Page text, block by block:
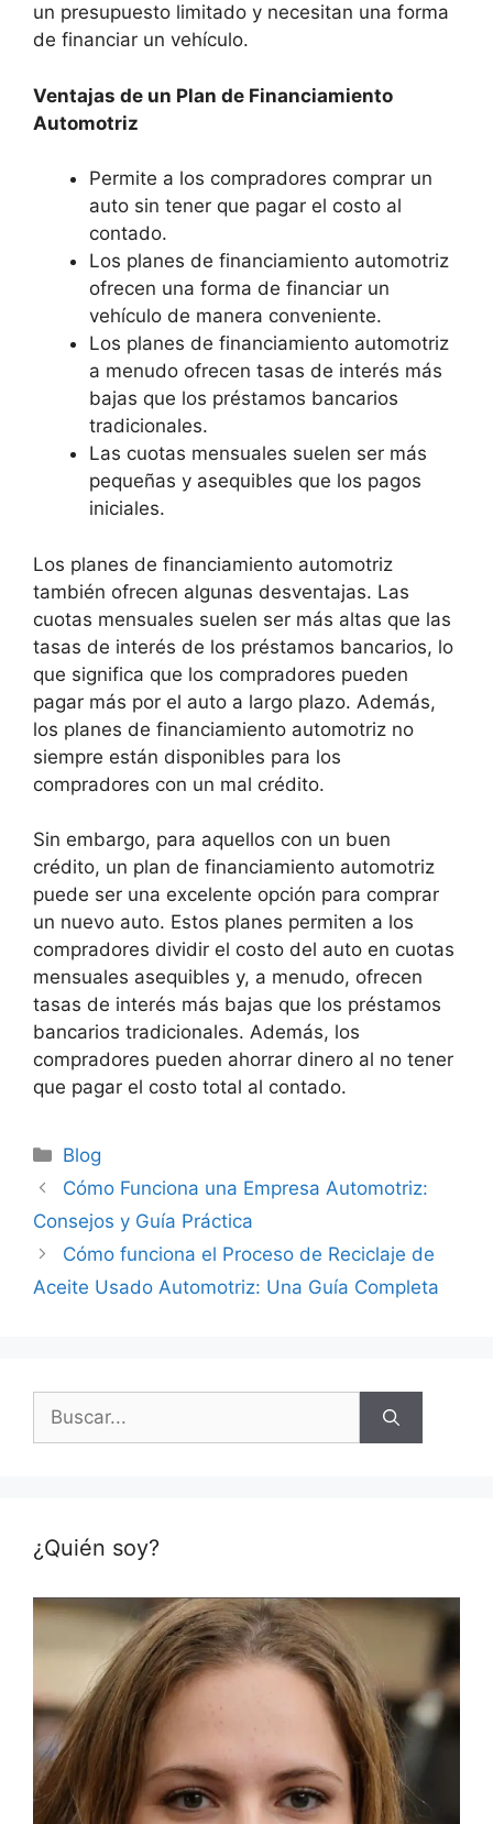
un presupuesto limitado y necesitan una forma
de financiar un vehículo.
Ventajas de un Plan de Financiamiento
Automotriz
Permite a los compradores comprar un
auto sin tener que pagar el costo al
contado.
Los planes de financiamiento automotriz
ofrecen una forma de financiar un
vehículo de manera conveniente.
Los planes de financiamiento automotriz
a menudo ofrecen tasas de interés más
bajas que los préstamos bancarios
tradicionales.
Las cuotas mensuales suelen ser más
pequeñas y asequibles que los pagos
iniciales.
Los planes de financiamiento automotriz
también ofrecen algunas desventajas. Las
cuotas mensuales suelen ser más altas que las
tasas de interés de los préstamos bancarios, lo
que significa que los compradores pueden
pagar más por el auto a largo plazo. Además,
los planes de financiamiento automotriz no
siempre están disponibles para los
compradores con un mal crédito.
Sin embargo, para aquellos con un buen
crédito, un plan de financiamiento automotriz
puede ser una excelente opción para comprar
un nuevo auto. Estos planes permiten a los
compradores dividir el costo del auto en cuotas
mensuales asequibles y, a menudo, ofrecen
tasas de interés más bajas que los préstamos
bancarios tradicionales. Además, los
compradores pueden ahorrar dinero al no tener
que pagar el costo total al contado.
Categorías
Blog
Cómo Funciona una Empresa Automotriz:
Consejos y Guía Práctica
Cómo funciona el Proceso de Reciclaje de
Aceite Usado Automotriz: Una Guía Completa
Buscar:
¿Quién soy?